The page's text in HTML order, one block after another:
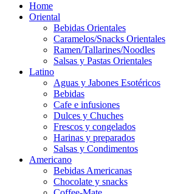
Home
Oriental
Bebidas Orientales
Caramelos/Snacks Orientales
Ramen/Tallarines/Noodles
Salsas y Pastas Orientales
Latino
Aguas y Jabones Esotéricos
Bebidas
Cafe e infusiones
Dulces y Chuches
Frescos y congelados
Harinas y preparados
Salsas y Condimentos
Americano
Bebidas Americanas
Chocolate y snacks